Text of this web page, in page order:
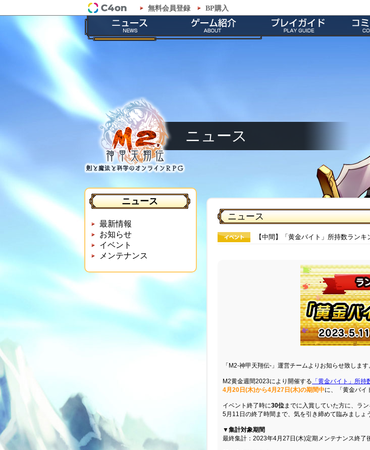
無料会員登録 BP購入
「M2-神甲天翔伝-」公式サイト
ニュース
師団＆
M2
師
ニュース
最新情報
お知らせ
イベント
メンテナンス
ニュース
【中間】「黄金バイト」所持数ランキ
「M2-神甲天翔伝-」運営チームよりお知らせ致します
M2黄金週間2023により開催する 「黄金バイト」所持
4月20日(木)から4月27日(木)の期間中に、「黄金バイ
イベント終了時に30位までに入賞していた方に、ラ
5月11日の終了時間まで、気を引き締めて臨みましょ
▼集計対象期間
最終集計：2023年4月27日(木)定期メンテナンス終了